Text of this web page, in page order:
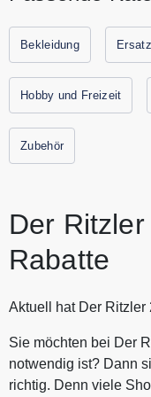
Fahrradmodelle und
aktuellen Gutscheine
immer hier auf
Bekleidung
Hobby und Freizeit
Zubehör
Der
Rabatte
Aktuell hat Der Ritzler
Sie möchten bei Der
notwendig ist? Dann
richtig. Denn viele